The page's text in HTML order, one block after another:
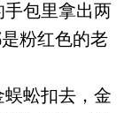
包里拿出两
粉红色的老
蚣扣去，金